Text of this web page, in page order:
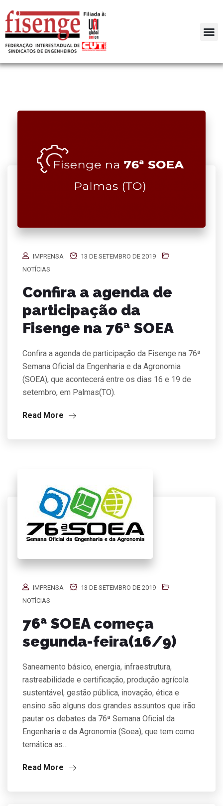
IMPRENSA
13 DE SETEMBRO DE 2019
NOTÍCIAS
Confira a agenda de
participação da
Fisenge na 76ª SOEA
Confira a agenda de participação da Fisenge na 76ª
Semana Oficial da Engenharia e da Agronomia
(SOEA), que acontecerá entre os dias 16 e 19 de
setembro, em Palmas(TO).
Read More
IMPRENSA
13 DE SETEMBRO DE 2019
NOTÍCIAS
76ª SOEA começa
segunda-feira(16/9)
Saneamento básico, energia, infraestrutura,
rastreabilidade e certificação, produção agrícola
sustentável, gestão pública, inovação, ética e
ensino são alguns dos grandes assuntos que irão
pautar os debates da 76ª Semana Oficial da
Engenharia e da Agronomia (Soea), que tem como
temática as…
Read More